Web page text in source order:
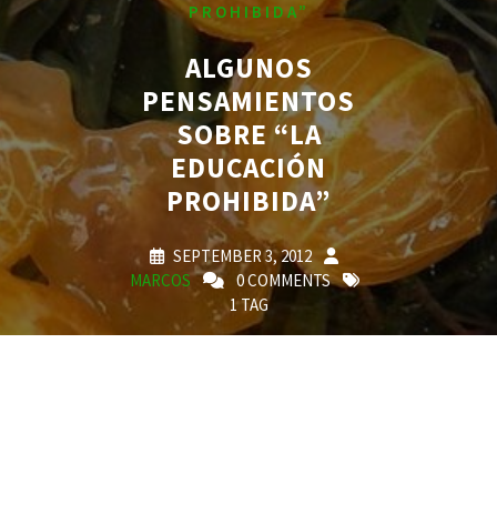
PROHIBIDA”
ALGUNOS
PENSAMIENTOS
SOBRE “LA
EDUCACIÓN
PROHIBIDA”
SEPTEMBER 3, 2012
MARCOS
0 COMMENTS
1 TAG